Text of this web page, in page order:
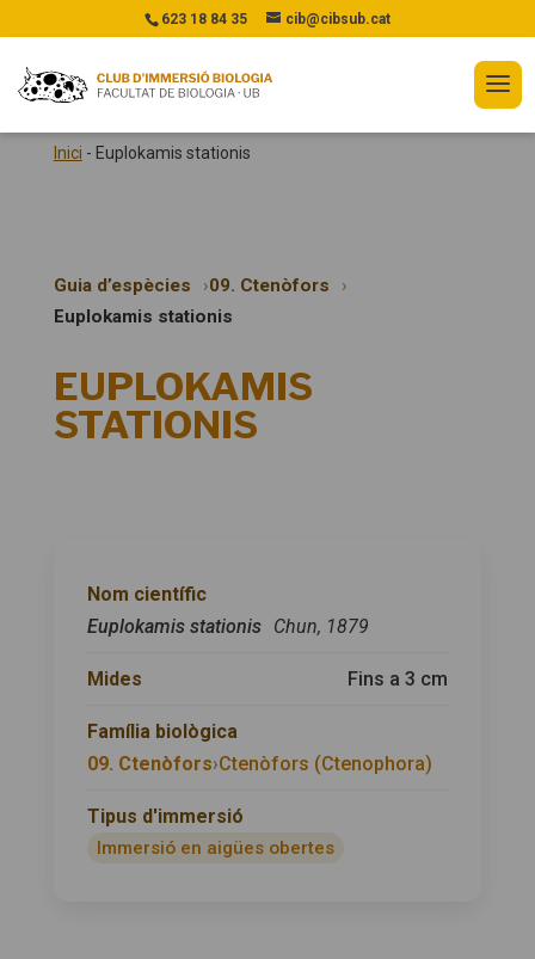
623 18 84 35 cib@cibsub.cat
Inici - Euplokamis stationis
Guia d’espècies
09. Ctenòfors
Euplokamis stationis
EUPLOKAMIS
STATIONIS
Nom científic
Euplokamis stationis Chun, 1879
Mides Fins a 3 cm
Família biològica
09. Ctenòfors›Ctenòfors (Ctenophora)
Tipus d'immersió
Immersió en aigües obertes